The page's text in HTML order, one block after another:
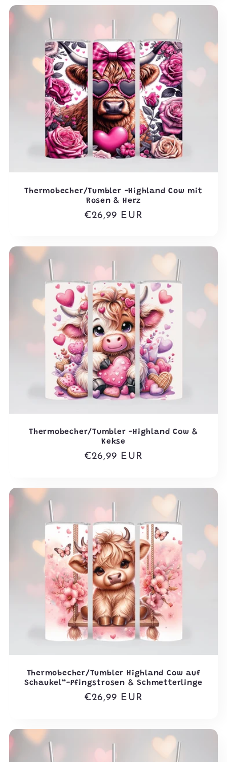
Thermobecher/Tumbler -Highland Cow mit
Rosen & Herz
Normaler
€26,99 EUR
Thermobecher/Tumbler -Highland Cow &
Kekse
Normaler
€26,99 EUR
Thermobecher/Tumbler Highland Cow auf
Schaukel“-Pfingstrosen & Schmetterlinge
Normaler
€26,99 EUR